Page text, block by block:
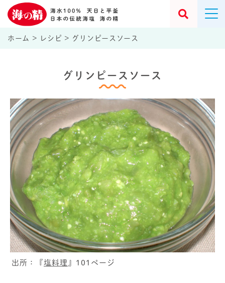
ホーム > レシピ > グリンピースソース
グリンピースソース
出所：『塩料理 』101ページ